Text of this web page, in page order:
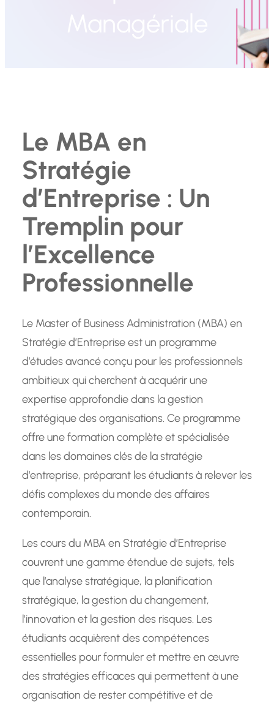
Managériale
Le MBA en
Stratégie
d’Entreprise : Un
Tremplin pour
l’Excellence
Professionnelle
Le Master of Business Administration (MBA) en
Stratégie d’Entreprise est un programme
d’études avancé conçu pour les professionnels
ambitieux qui cherchent à acquérir une
expertise approfondie dans la gestion
stratégique des organisations. Ce programme
offre une formation complète et spécialisée
dans les domaines clés de la stratégie
d’entreprise, préparant les étudiants à relever les
défis complexes du monde des affaires
contemporain.
Les cours du MBA en Stratégie d’Entreprise
couvrent une gamme étendue de sujets, tels
que l’analyse stratégique, la planification
stratégique, la gestion du changement,
l’innovation et la gestion des risques. Les
étudiants acquièrent des compétences
essentielles pour formuler et mettre en œuvre
des stratégies efficaces qui permettent à une
organisation de rester compétitive et de